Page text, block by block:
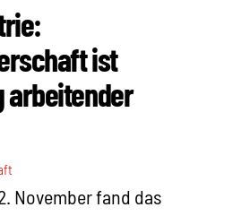
ist
arbeitender
November fand das